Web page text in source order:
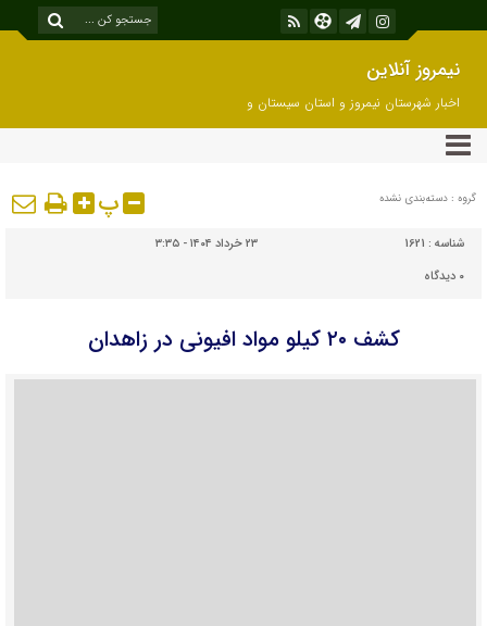
نیمروز آنلاین
اخبار شهرستان نیمروز و استان سیستان و
بلوچستان
گروه : دسته‌بندی نشده پ
شناسه : 1621
۲۳ خرداد ۱۴۰۴ - ۳:۳۵
۰ دیدگاه
کشف ۲۰ کیلو مواد افیونی در زاهدان